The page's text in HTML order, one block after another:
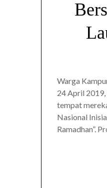
Warga
24 April
tempat
Nasional
Ramadhan”.